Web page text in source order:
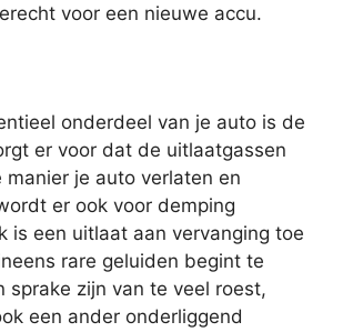
voor een nieuwe accu.
onderdeel van je auto is de
er voor dat de uitlaatgassen
manier je auto verlaten en
er ook voor demping
is een uitlaat aan vervanging toe
rare geluiden begint te
sprake zijn van te veel roest,
een ander onderliggend